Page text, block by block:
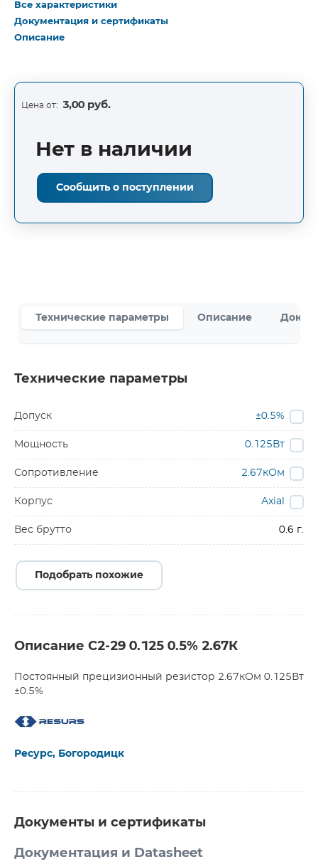
Все характеристики
Документация и сертификаты
Описание
Цена от: 3,00 руб.
Нет в наличии
Сообщить о поступлении
Технические параметры Описание
Технические параметры
Допуск ±0.5%
Мощность 0.125Вт
Сопротивление 2.67кОм
Корпус Axial
Вес брутто 0.6 г.
Подобрать похожие
Описание С2-29 0.125 0.5% 2.67К
Постоянный прецизионный резистор 2.67кОм 0.125Вт
±0.5%
Ресурс, Богородицк
Документы и сертификаты
Документация и Datasheet